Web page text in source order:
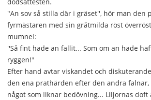
"An sov så stilla där i gräset'', hör man den
fyrmästaren med sin gråtmilda röst
mumnel:
''Så fint hade an fallit... Som om an hade
ryggen!"
Efter hand avtar viskandet och
den ena prathärden efter den andra
något som liknar bedövning... Liljornas doft